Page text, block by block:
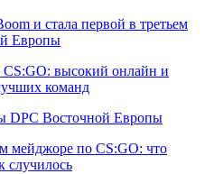
и стала первой в третьем
Европы
высокий онлайн и
команд
DPC Восточной Европы
мейджоре по CS:GO: что
случилось